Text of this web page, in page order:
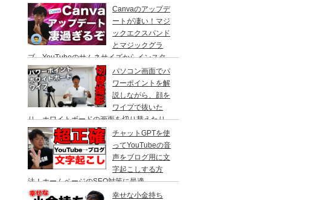
Canvaのアップデ
ートが凄い！マジ
ックエクスパンド
とマジックグラ
ブ、YouTubeのサムネサイズからインスタ
グラムの正方形へ、人物を自動で切り抜いて
動かす事ができる、やり方を解説。
パソコン画面でパ
ワーポイントを解
説しながら、顔を
ワイプで抜いた
り、ホワイトボードの画面を切り替えたり
MacBook Pro×スイッチャーで自由自在に切
替撮影！
チャットGPTを使
ってYouTubeの音
声をブログ用に文
字起こしする方
法！ホームページのSEO対策に最適
幸せな小金持ち